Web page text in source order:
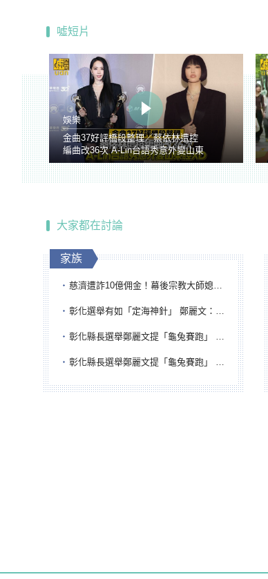
噓短片
娛樂
金曲37好評橋段整理／蔡依林遭控
編曲改36次 A-Lin台語秀意外變山東
腔
大家都在討論
家族
慈濟遭詐10億佣金！幕後宗教大師媳婦獲100萬交保...快步奔離不發一語
彰化選舉有如「定海神針」 鄭麗文：傾全黨之力讓彰化贏
彰化縣長選舉鄭麗文提「龜兔賽跑」 綠營、無黨籍忙否認是烏龜
彰化縣長選舉鄭麗文提「龜兔賽跑」 綠營、無黨籍忙否認是烏龜